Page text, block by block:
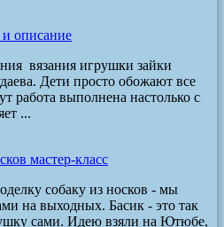
описание
вязания игрушки зайки
Дети просто обожают все
работа выполнена настолько с
...
мастер-класс
собаку из носков - мы
на выходных. Басик - это так
сами. Идею взяли на Ютюбе,